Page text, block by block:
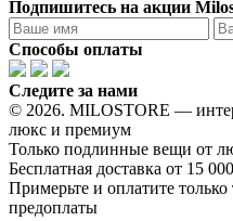
Подпишитесь на акции
Способы оплаты
Следите за нами
© 2026. MILOSTORE —
люкс и премиум
Только подлинные вещи от
Бесплатная доставка от 15
Примерьте и оплатите
предоплаты